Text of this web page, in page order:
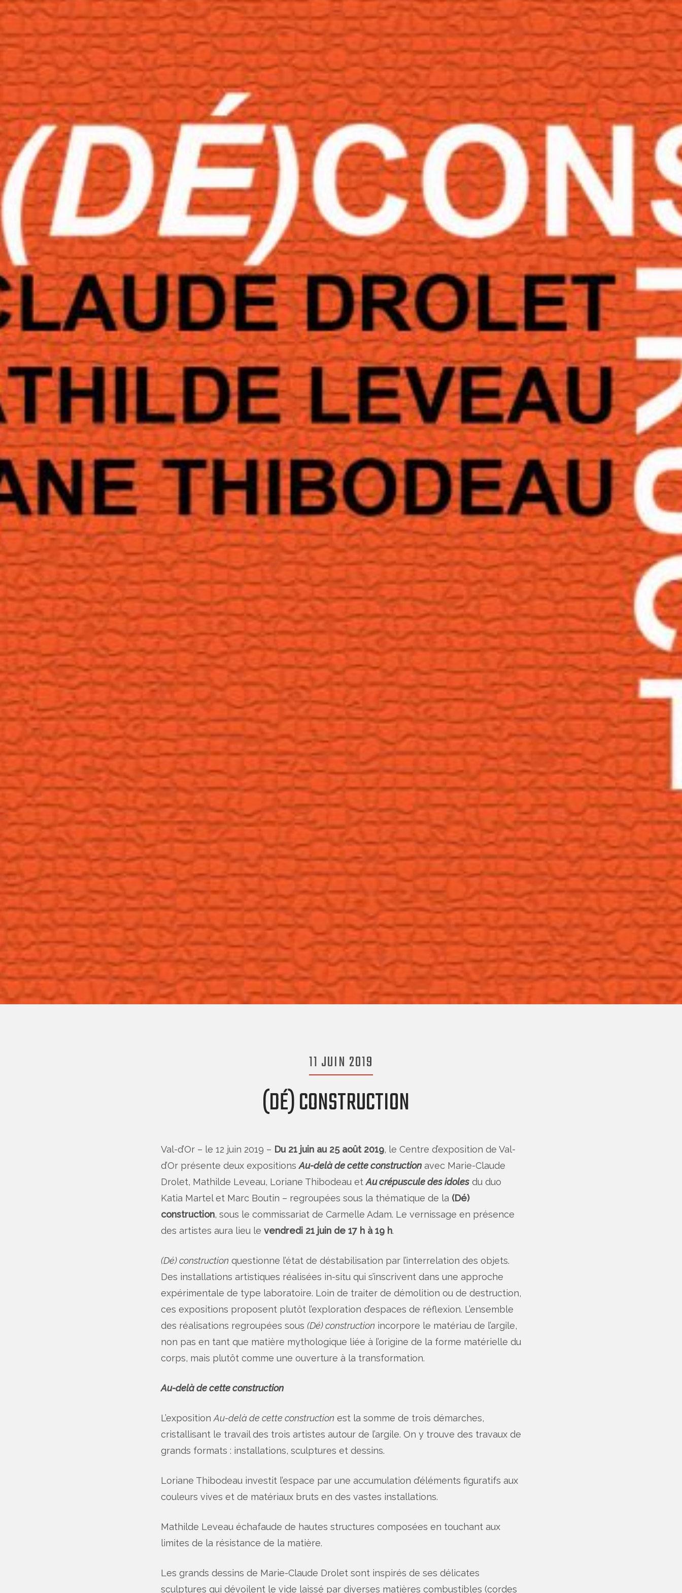
11 JUIN 2019
(DÉ) CONSTRUCTION
Val-d’Or – le 12 juin 2019 – Du 21 juin au 25 août 2019, le Centre d’exposition de Val-
d’Or présente deux expositionsAu-delà de cette construction avec Marie-Claude
Drolet, Mathilde Leveau, Loriane Thibodeau etAu crépuscule des idoles du duo
Katia Martel et Marc Boutin – regroupées sous la thématique de la (Dé)
construction, sous le commissariat de Carmelle Adam. Le vernissage en présence
des artistes aura lieu le vendredi 21 juin de 17 h à 19 h.
(Dé) construction questionne l’état de déstabilisation par l’interrelation des objets.
Des installations artistiques réalisées in-situ qui s’inscrivent dans une approche
expérimentale de type laboratoire. Loin de traiter de démolition ou de destruction,
ces expositions proposent plutôt l’exploration d’espaces de réflexion. L’ensemble
des réalisations regroupées sous (Dé) construction incorpore le matériau de l’argile,
non pas en tant que matière mythologique liée à l’origine de la forme matérielle du
corps, mais plutôt comme une ouverture à la transformation.
Au-delà de cette construction
L’exposition Au-delà de cette construction est la somme de trois démarches,
cristallisant le travail des trois artistes autour de l’argile. On y trouve des travaux de
grands formats : installations, sculptures et dessins.
Loriane Thibodeau investit l’espace par une accumulation d’éléments figuratifs aux
couleurs vives et de matériaux bruts en des vastes installations.
Mathilde Leveau échafaude de hautes structures composées en touchant aux
limites de la résistance de la matière.
Les grands dessins de Marie-Claude Drolet sont inspirés de ses délicates
sculptures qui dévoilent le vide laissé par diverses matières combustibles (cordes